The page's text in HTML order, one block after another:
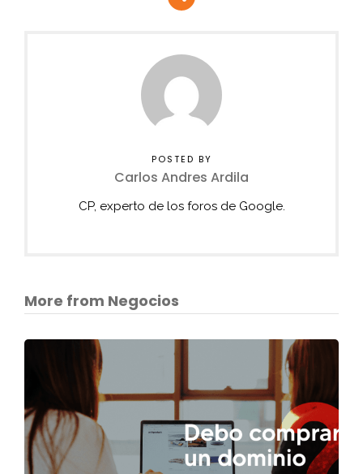
POSTED BY
Carlos Andres Ardila
CP, experto de los foros de Google.
More from Negocios